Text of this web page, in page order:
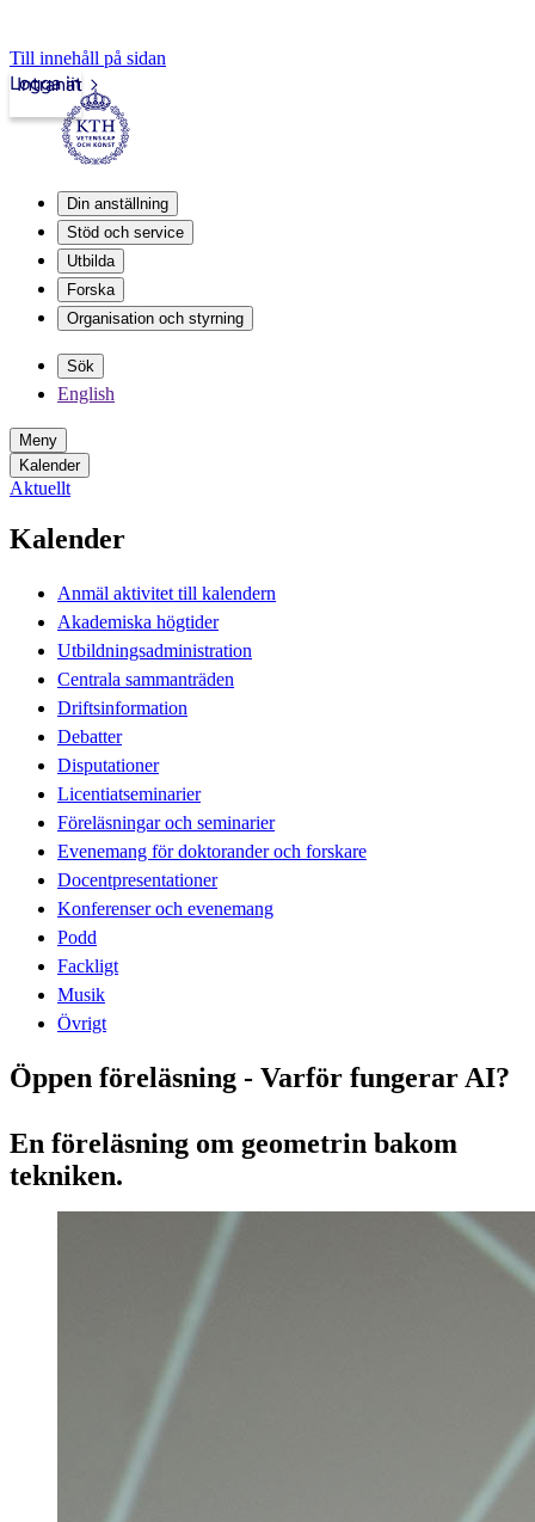
Till innehåll på sidan
Intranät
Logga in
Din anställning
Stöd och service
Utbilda
Forska
Organisation och styrning
Sök
English
Meny
Kalender
Aktuellt
Kalender
Anmäl aktivitet till kalendern
Akademiska högtider
Utbildningsadministration
Centrala sammanträden
Driftsinformation
Debatter
Disputationer
Licentiatseminarier
Föreläsningar och seminarier
Evenemang för doktorander och forskare
Docentpresentationer
Konferenser och evenemang
Podd
Fackligt
Musik
Övrigt
Öppen föreläsning - Varför fungerar AI?
En föreläsning om geometrin bakom
tekniken.